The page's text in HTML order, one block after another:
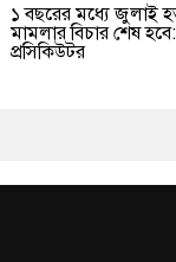
১ বছরের মধ্যে জুলাই
মামলার বিচার শেষ
প্রসিকিউটর